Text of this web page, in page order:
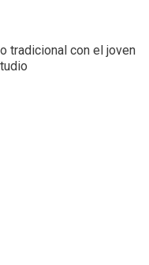
tradicional con el joven